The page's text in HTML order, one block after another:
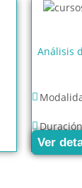
Análisis
Ver